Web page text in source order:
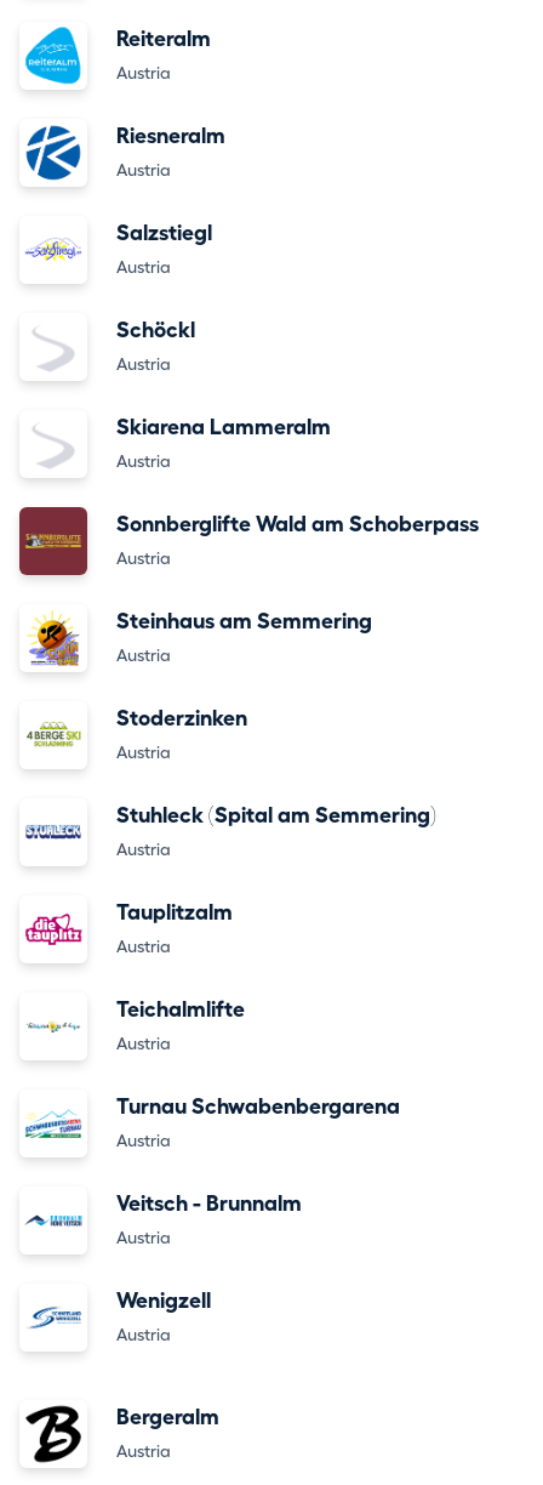
Reiteralm
Austria
Riesneralm
Austria
Salzstiegl
Austria
Schöckl
Austria
Skiarena Lammeralm
Austria
Sonnberglifte Wald am Schoberpass
Austria
Steinhaus am Semmering
Austria
Stoderzinken
Austria
Stuhleck (Spital am Semmering)
Austria
Tauplitzalm
Austria
Teichalmlifte
Austria
Turnau Schwabenbergarena
Austria
Veitsch - Brunnalm
Austria
Wenigzell
Austria
Bergeralm
Austria